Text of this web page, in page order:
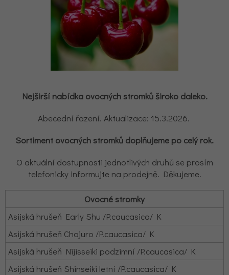
Nejširší nabídka ovocných stromků široko daleko.
Abecední řazení. Aktualizace: 15.3.2026.
Sortiment ovocných stromků doplňujeme po celý rok.
O aktuální dostupnosti jednotlivých druhů se prosím
telefonicky informujte na prodejně. Děkujeme.
Ovocné stromky
Asijská hrušeň Early Shu /P.caucasica/ K
Asijská hrušeň Chojuro /P.caucasica/ K
Asijská hrušeň Nijisseiki podzimní /P.caucasica/ K
Asijská hrušeň Shinseiki letní /P.caucasica/ K